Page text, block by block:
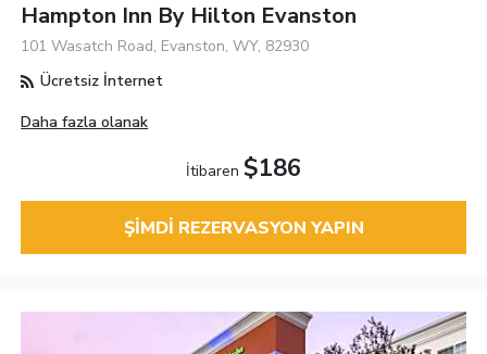
Hampton Inn By Hilton Evanston
101 Wasatch Road, Evanston, WY, 82930
Ücretsiz İnternet
Daha fazla olanak
İtibaren $186
ŞIMDI REZERVASYON YAPIN